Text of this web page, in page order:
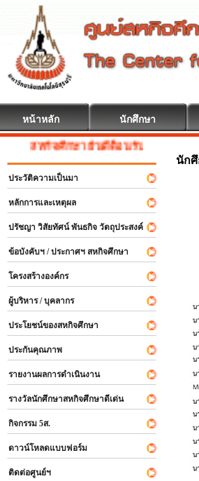
หน้าหลัก นักศึกษา
สหกิจศึกษา ยินดีต้อนรับ
ประวัติความเป็นมา
หลักการและเหตุผล
ปรัชญา วิสัยทัศน์ พันธกิจ วัตถุประสงค์
ข้อบังคับฯ / ประกาศฯ สหกิจศึกษา
โครงสร้างองค์กร
ผู้บริหาร / บุคลากร
ประโยชน์ของสหกิจศึกษา
ประกันคุณภาพ
รายงานผลการดำเนินงาน
รางวัลนักศึกษาสหกิจศึกษาดีเด่น
กิจกรรม 5ส.
ดาวน์โหลดแบบฟอร์ม
ติดต่อศูนย์ฯ
นัก